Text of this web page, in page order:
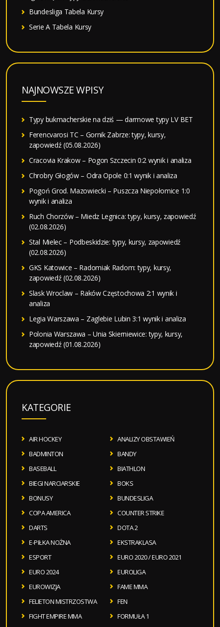
Bundesliga Tabela Kursy
Serie A Tabela Kursy
NAJNOWSZE WPISY
Typy bukmacherskie na dziś — darmowe typy LV BET
Ferencvarosi TC – Gornik Zabrze: typy, kursy,
zapowiedź (05.08.2026)
Cracovia Krakow – Pogon Szczecin 0:2 wynik i analiza
Chrobry Głogów – Odra Opole 0:1 wynik i analiza
Pogoń Grod. Mazowiecki – Puszcza Niepołomice 1:0
wynik i analiza
Ruch Chorzów – Miedz Legnica: typy, kursy, zapowiedź
(02.08.2026)
Stal Mielec – Podbeskidzie: typy, kursy, zapowiedź
(02.08.2026)
GKS Katowice – Radomiak Radom: typy, kursy,
zapowiedź (02.08.2026)
Slask Wroclaw – Raków Częstochowa 2:1 wynik i
analiza
Legia Warszawa – Zaglebie Lubin 3:1 wynik i analiza
Polonia Warszawa – Unia Skierniewice: typy, kursy,
zapowiedź (01.08.2026)
KATEGORIE
AIR HOCKEY
ANALIZY OBSTAWIEŃ
BADMINTON
BANDY
BASEBALL
BIATHLON
BIEGI NARCIARSKIE
BOKS
BONUSY
BUNDESLIGA
COPA AMERICA
COUNTER STRIKE
DARTS
DOTA 2
E-PIŁKA NOŻNA
EKSTRAKLASA
ESPORT
EURO 2020 / EURO 2021
EURO 2024
EUROLIGA
EUROWIZJA
FAME MMA
FELIETON MISTRZOSTWA
FEN
FIGHT EMPIRE MMA
FORMUŁA 1